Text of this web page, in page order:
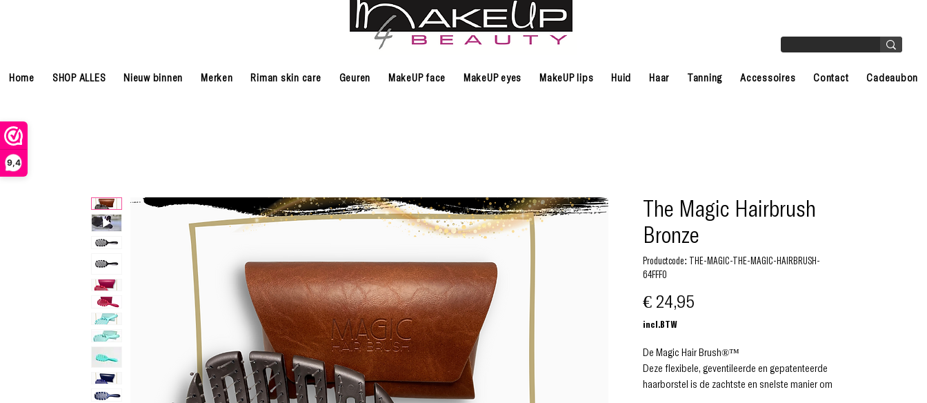
9,4
Home SHOP ALLES Nieuw binnen Merken Riman skin care Geuren MakeUP face MakeUP eyes MakeUP lips Huid Haar Tanning Accessoires Contact Cadeaubon
The Magic Hairbrush
Bronze
Productcode: THE-MAGIC-THE-MAGIC-HAIRBRUSH-
64FFF0
€ 24,95
incl.BTW
De Magic Hair Brush®™
Deze flexibele, geventileerde en gepatenteerde
haarborstel is de zachtste en snelste manier om